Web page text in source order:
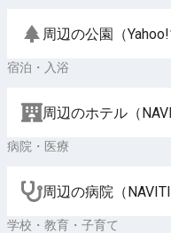
周辺の公園（Yahoo!
宿泊・入浴
周辺のホテル（
病院・医療
周辺の病院（
学校・教育・子育て